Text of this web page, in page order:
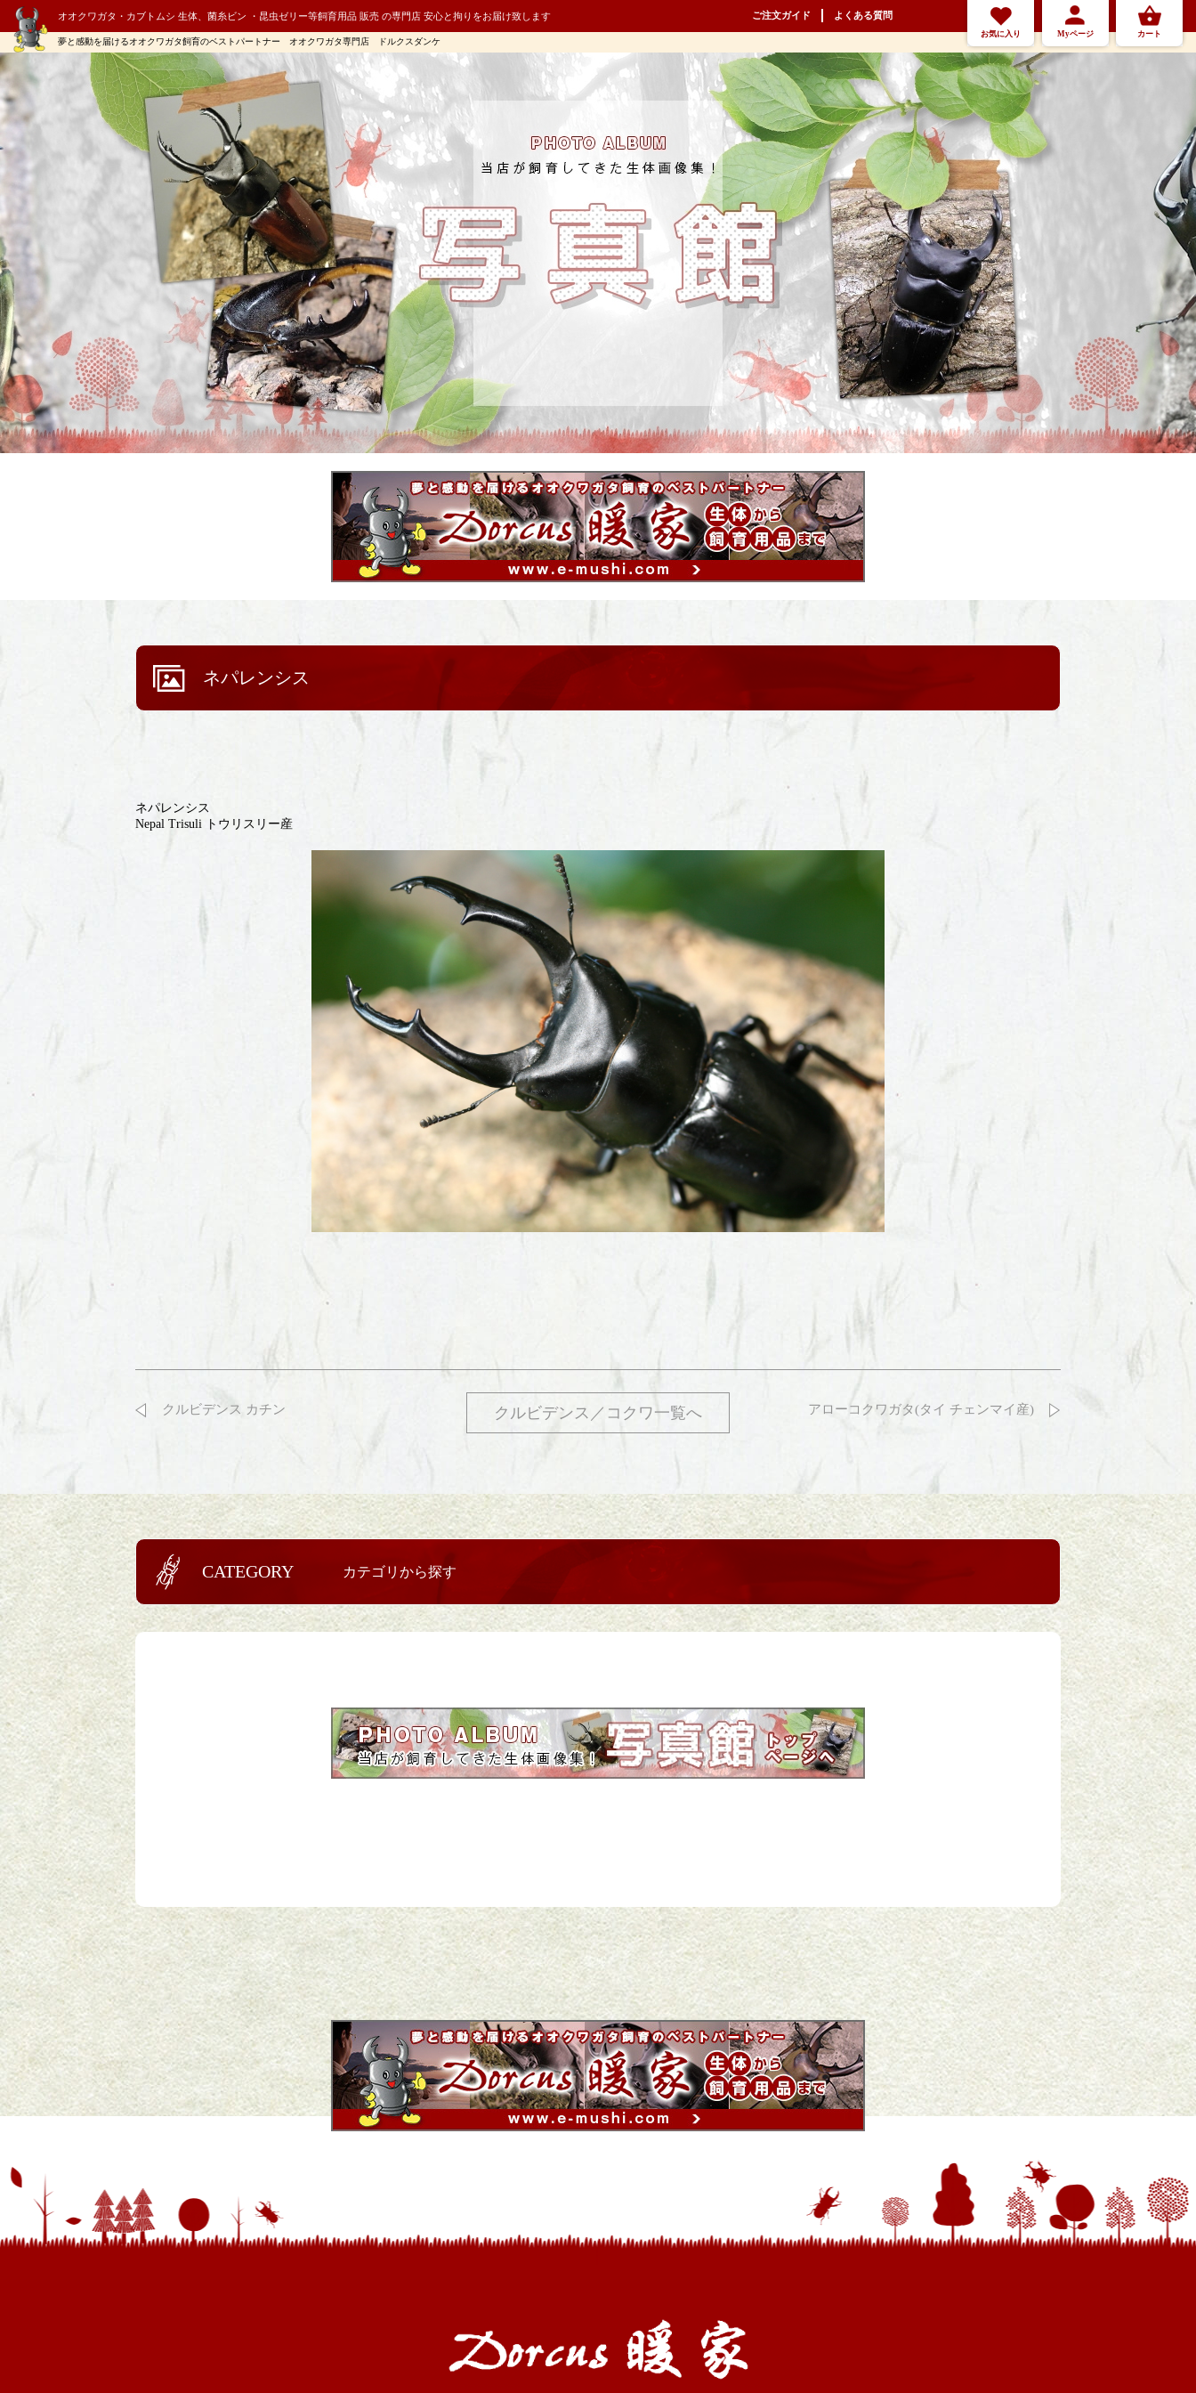
オオクワガタ・カブトムシ 生体、菌糸ビン ・昆虫ゼリー等飼育用品 販売 の専門店 安心と拘りをお届け致します ご注文ガイド よくある質問
夢と感動を届けるオオクワガタ飼育のベストパートナー オオクワガタ専門店 ドルクスダンケ
お気に入り Myページ カート
ネパレンシス
ネパレンシス
Nepal Trisuli トウリスリー産
クルビデンス カチン アローコクワガタ(タイ チェンマイ産)
クルビデンス／コクワ一覧へ
CATEGORY カテゴリから探す